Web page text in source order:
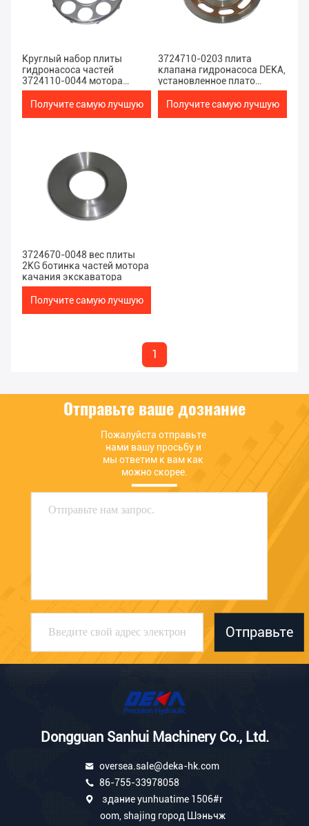
Круглый набор плиты
гидронасоса частей
3724110-0044 мотора
качания экскаватора
Получите самую лучшую
3724710-0203 плита
клапана гидронасоса DEKA,
установленное плато
клапана M5X130
Получите самую лучшую
3724670-0048 вес плиты
2KG ботинка частей мотора
качания экскаватора
Получите самую лучшую
1
Отправьте ваше дознание
Пожалуйста отправьте
нами вашу просьбу и
мы ответим к вам как
можно скорее.
Отправьте
Dongguan Sanhui Machinery Co., Ltd.
oversea.sale@deka-hk.com
86-755-33978058
здание yunhuatime 1506#r
oom, shajing город Шэньчж